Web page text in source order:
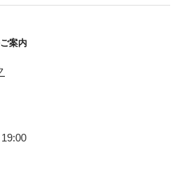
案内